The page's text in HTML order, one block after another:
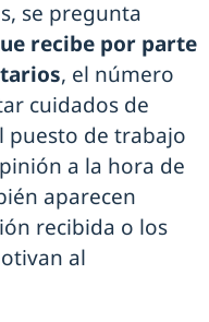
se pregunta
recibe por parte
, el número
cuidados de
puesto de trabajo
a la hora de
aparecen
recibida o los
al